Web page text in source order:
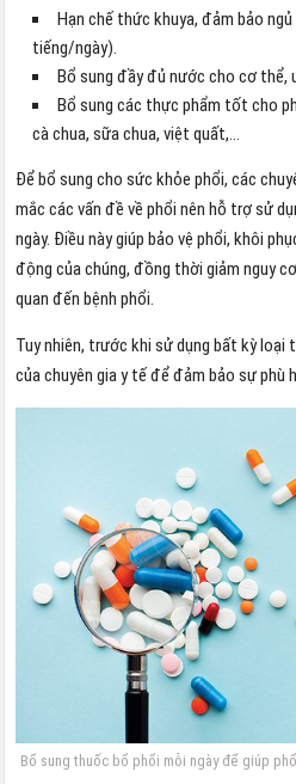
Hạn chế thức khuya, đảm bảo
tiếng/ngày).
Bổ sung đầy đủ nước cho cơ thể,
Bổ sung các thực phẩm tốt cho
cà chua, sữa chua, việt quất,…
Để bổ sung cho sức khỏe phổi, các
mắc các vấn đề về phổi nên hỗ trợ sử
ngày. Điều này giúp bảo vệ phổi, khôi
động của chúng, đồng thời giảm nguy
quan đến bệnh phổi.
Tuy nhiên, trước khi sử dụng bất kỳ loại
của chuyên gia y tế để đảm bảo sự phù
Bổ sung thuốc bổ phổi mỗi ngày để giúp